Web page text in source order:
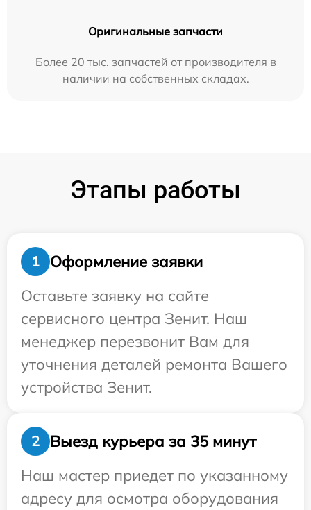
Оригинальные запчасти
Более 20 тыс. запчастей от производителя в
наличии на собственных складах.
Этапы работы
1
Оформление заявки
Оставьте заявку на сайте
сервисного центра Зенит. Наш
менеджер перезвонит Вам для
уточнения деталей ремонта Вашего
устройства Зенит.
2
Выезд курьера за 35 минут
Наш мастер приедет по указанному
адресу для осмотра оборудования